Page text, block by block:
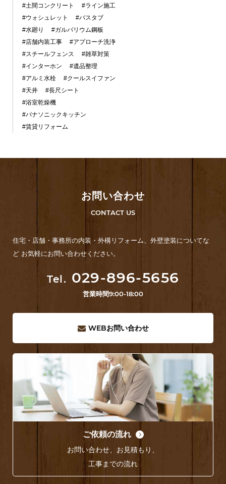
#土間コンクリート
#ライン施工
#ウォシュレット
#バスタブ
#水廻り
#ガルバリウム鋼板
#店舗内装工事
#アプローチ洗浄
#スチールフェンス
#雑草対策
#インターホン
#遺品整理
#アルミ水栓
#クールスイファン
#天井
#長尺シート
#浴室乾燥機
#パナソニックキッチン
#賃貸リフォーム
お問い合わせ
CONTACT US
住宅・店舗・事務所の内装・外構リフォーム、外壁塗装についてな
ど お気軽にお問い合わせください。
Tel. 029-896-5656
営業時間9:00-18:00
WEBお問い合わせ
ご依頼の流れ
お問い合わせ、お見積もり、
工事までの流れ